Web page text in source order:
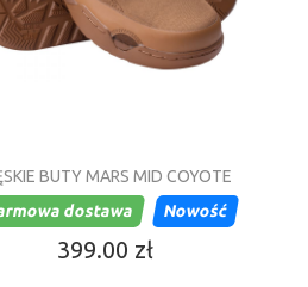
BUTY MARS MID COYOTE
dostawa
Nowość
399.00 zł